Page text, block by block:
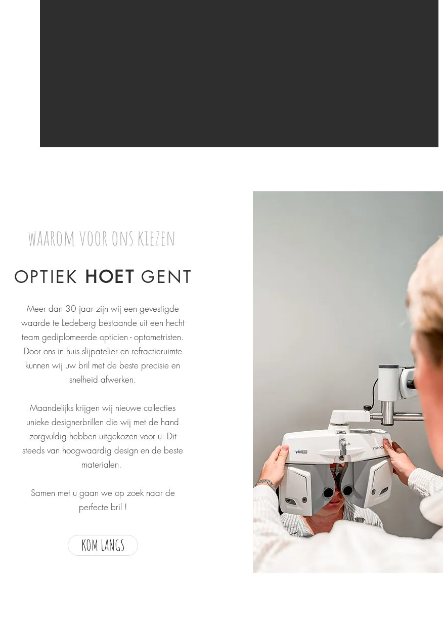
waarom voor ons kiezen
OPTIEK HOET GENT
Meer dan 30 jaar zijn wij een gevestigde
waarde te Ledeberg bestaande uit een hecht
team gediplomeerde opticien - optometristen.
Door ons in huis slijpatelier en refractieruimte
kunnen wij uw bril met de beste precisie en
snelheid afwerken.
Maandelijks krijgen wij nieuwe collecties
unieke designerbrillen die wij met de hand
zorgvuldig hebben uitgekozen voor u. Dit
steeds van hoogwaardig design en de beste
materialen.
Samen met u gaan we op zoek naar de
perfecte bril !
KOM LANGS